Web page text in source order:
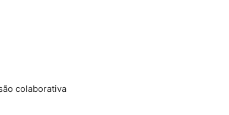
colaborativa